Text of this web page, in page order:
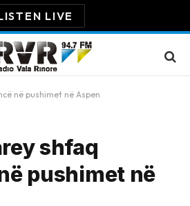
LIVE
në pushimet në Aspen
shfaq
pushimet në